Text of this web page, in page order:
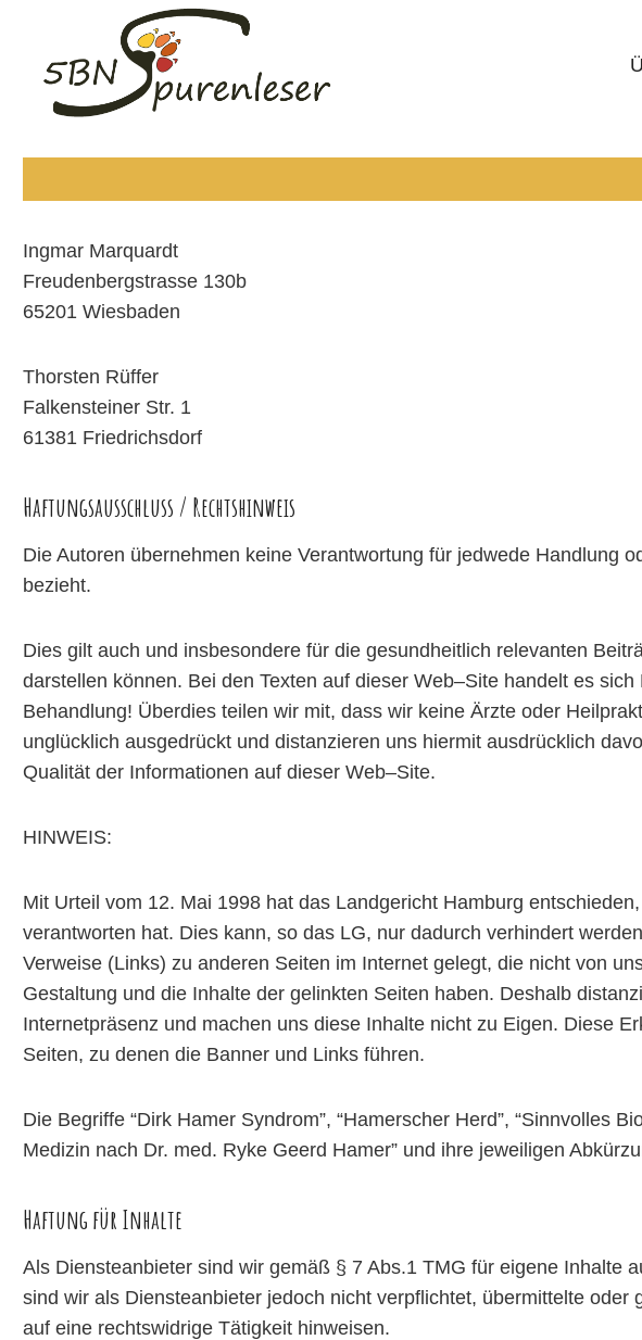
springen
Ingmar Marquardt
Freudenbergstrasse 130b
65201 Wiesbaden
Thorsten Rüffer
Falkensteiner Str. 1
61381 Friedrichsdorf
Haftungsausschluss / Rechtshinweis
Die Autoren übernehmen keine Verantwortung für jedwede Handlung
bezieht.
Dies gilt auch und insbesondere für die gesundheitlich relevanten
darstellen können. Bei den Texten auf dieser Web–Site handelt es
Behandlung! Überdies teilen wir mit, dass wir keine Ärzte oder
unglücklich ausgedrückt und distanzieren uns hiermit ausdrücklich
Qualität der Informationen auf dieser Web–Site.
HINWEIS:
Mit Urteil vom 12. Mai 1998 hat das Landgericht Hamburg
verantworten hat. Dies kann, so das LG, nur dadurch verhindert
Verweise (Links) zu anderen Seiten im Internet gelegt, die nicht von
Gestaltung und die Inhalte der gelinkten Seiten haben. Deshalb
Internetpräsenz und machen uns diese Inhalte nicht zu Eigen. Diese
Seiten, zu denen die Banner und Links führen.
Die Begriffe “Dirk Hamer Syndrom”, “Hamerscher Herd”, “Sinnvolles
Medizin nach Dr. med. Ryke Geerd Hamer” und ihre jeweiligen
Haftung für Inhalte
Als Diensteanbieter sind wir gemäß § 7 Abs.1 TMG für eigene Inhalte
sind wir als Diensteanbieter jedoch nicht verpflichtet, übermittelte
auf eine rechtswidrige Tätigkeit hinweisen.